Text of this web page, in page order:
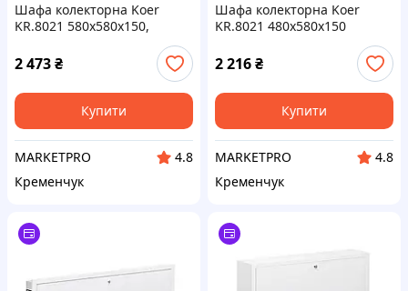
Шафа колекторна Koer
KR.8021 580x580x150,
2 473₴
Купити
MARKETPRO
4.8
Кременчук
Шафа колекторна Koer
KR.8021 480x580x150
2 216₴
Купити
MARKETPRO
4.8
Кременчук